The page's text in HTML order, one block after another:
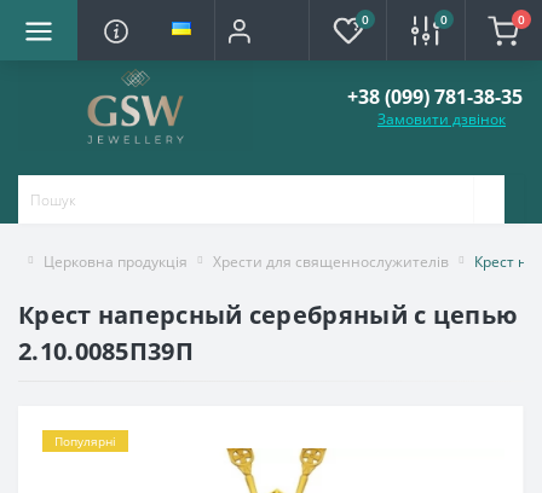
0 0 0
+38 (099) 781-38-35
Замовити дзвінок
Церковна продукція Хрести для священнослужителів Крест
Крест наперсный серебряный с цепью
2.10.0085П39П
Популярні